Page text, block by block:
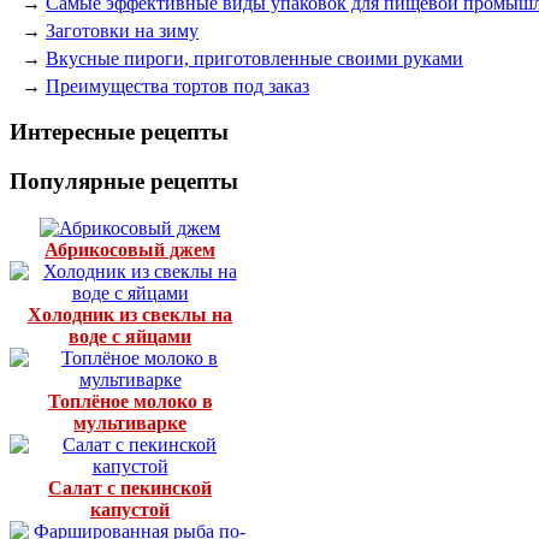
→ Заготовки на зиму
→ Вкусные пироги, приготовленные своими руками
→ Преимущества тортов под заказ
Интересные рецепты
Популярные рецепты
Абрикосовый джем
Холодник из свеклы на
воде с яйцами
Топлёное молоко в
мультиварке
Салат с пекинской
капустой